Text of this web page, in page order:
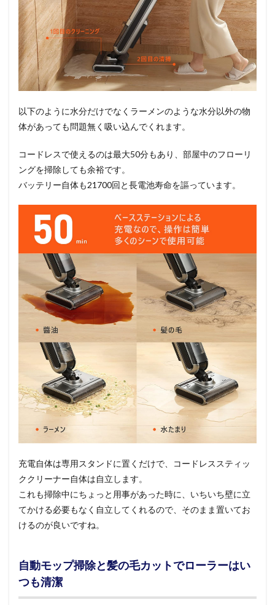
以下のように水分だけでなくラーメンのような水分以外の物
体があっても問題無く吸い込んでくれます。
コードレスで使えるのは最大50分もあり、部屋中のフローリ
ングを掃除しても余裕です。
バッテリー自体も21700回と長電池寿命を謳っています。
充電自体は専用スタンドに置くだけで、コードレススティッ
ククリーナー自体は自立します。
これも掃除中にちょっと用事があった時に、いちいち壁に立
てかける必要もなく自立してくれるので、そのまま置いてお
けるのが良いですね。
自動モップ掃除と髪の毛カットでローラーはい
つも清潔